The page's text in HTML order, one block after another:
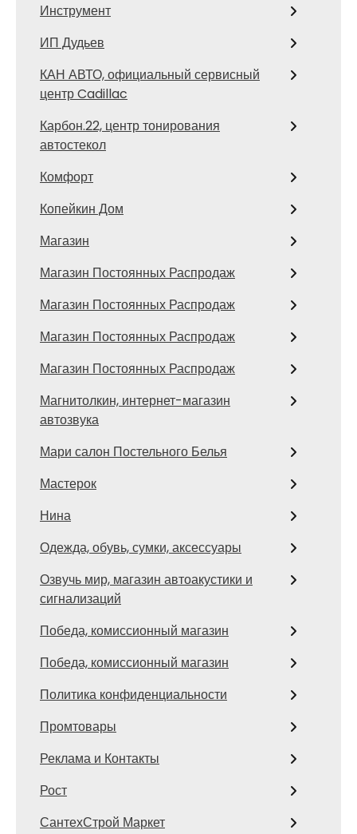
Инструмент
ИП Дудьев
КАН АВТО, официальный сервисный
центр Cadillac
Карбон.22, центр тонирования
автостекол
Комфорт
Копейкин Дом
Магазин
Магазин Постоянных Распродаж
Магазин Постоянных Распродаж
Магазин Постоянных Распродаж
Магазин Постоянных Распродаж
Магнитолкин, интернет-магазин
автозвука
Мари салон Постельного Белья
Мастерок
Нина
Одежда, обувь, сумки, аксессуары
Озвучь мир, магазин автоакустики и
сигнализаций
Победа, комиссионный магазин
Победа, комиссионный магазин
Политика конфиденциальности
Промтовары
Реклама и Контакты
Рост
СантехСтрой Маркет